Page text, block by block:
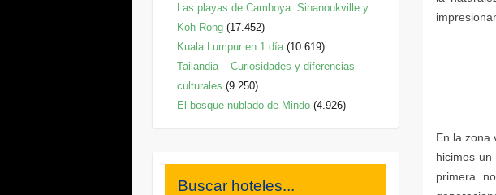
Las playas de Camboya: Sihanoukville y
Koh Rong (17.452)
Kuala Lumpur en 1 día (10.619)
Tailandia – Curiosidades y diferencias
culturales (9.250)
El bosque nublado de Mindo (4.926)
Buscar hoteles...